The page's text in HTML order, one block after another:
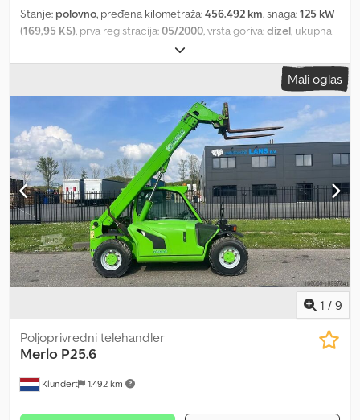
Stanje: polovno, pređena kilometraža:456.492 km, snaga:125 kW
(169,95 KS), prva registracija:05/2000, vrsta goriva:dizel, ukupna
, tip prenosa:
2, Oprema:dizalica, * Daljinski upravljač * Visina podizanja: 28
metara * Maksimalna nosivost: 500 kg Dcodpfor A Adcjx Akwjk *
Klaas nadgradnja * Hatz dizel motor
Mali oglas
1 / 9
Klundert 1.492 km
Poljoprivredni telehandler
Merlo P25.6